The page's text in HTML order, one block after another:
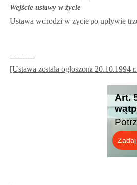
Wejście ustawy w życie
Ustawa wchodzi w życie po upływie
----------
[Ustawa została ogłoszona
Art.
Zadaj